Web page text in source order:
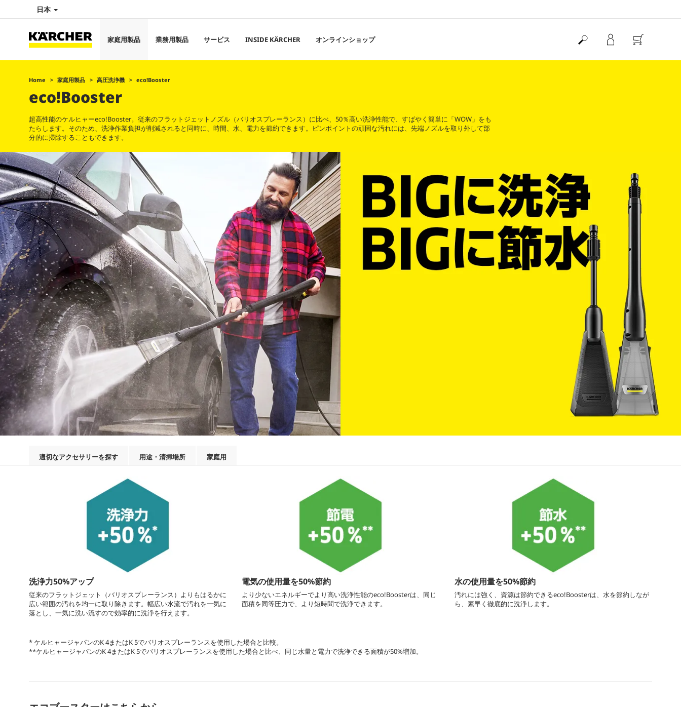
日本
家庭用製品 業務用製品 サービス INSIDE KÄRCHER オンラインショップ
Home 家庭用製品 高圧洗浄機 eco!Booster
eco!Booster
超高性能のケルヒャーeco!Booster。従来のフラットジェットノズル（バリオスプレーランス）に比べ、50％高い洗浄性能で、すばやく簡単に「WOW」をも
たらします。そのため、洗浄作業負担が削減されると同時に、時間、水、電力を節約できます。ピンポイントの頑固な汚れには、先端ノズルを取り外して部
分的に掃除することもできます。
適切なアクセサリーを探す 用途・清掃場所 家庭用
洗浄力50%アップ
従来のフラットジェット（バリオスプレーランス）よりもはるかに
広い範囲の汚れを均一に取り除きます。幅広い水流で汚れを一気に
落とし、一気に洗い流すので効率的に洗浄を行えます。
電気の使用量を50%節約
より少ないエネルギーでより高い洗浄性能のeco!Boosterは、同じ
面積を同等圧力で、より短時間で洗浄できます。
水の使用量を50%節約
汚れには強く、資源は節約できるeco!Boosterは、水を節約しなが
ら、素早く徹底的に洗浄します。
* ケルヒャージャパンのK 4またはK 5でバリオスプレーランスを使用した場合と比較。
**ケルヒャージャパンのK 4またはK 5でバリオスプレーランスを使用した場合と比べ、同じ水量と電力で洗浄できる面積が50%増加。